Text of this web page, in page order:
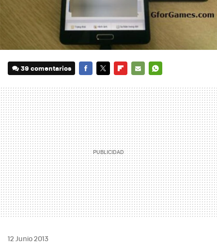
39 comentarios
MAIL
12 Junio 2013